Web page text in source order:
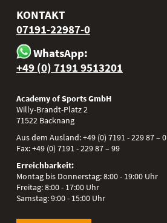
KONTAKT
07191-22987-0
WhatsApp:
+49 (0) 7191 9513201
Academy of Sports GmbH
Willy-Brandt-Platz 2
71522 Backnang
Aus dem Ausland:+49 (0) 7191 - 229 87 – 0
Fax:+49 (0) 7191 - 229 87 – 99
Erreichbarkeit:
Montag bis Donnerstag: 8:00 - 19:00 Uhr
Freitag: 8:00 - 17:00 Uhr
Samstag: 9:00 - 15:00 Uhr